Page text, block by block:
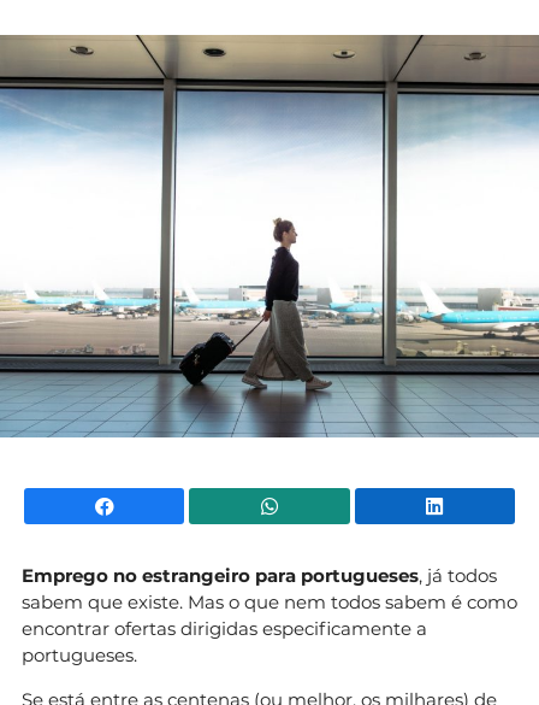
Facebook WhatsApp
Emprego no estrangeiro para portugueses, já todos
sabem que existe. Mas o que nem todos sabem é como
encontrar ofertas dirigidas especificamente a
portugueses.
Se está entre as centenas (ou melhor, os milhares) de